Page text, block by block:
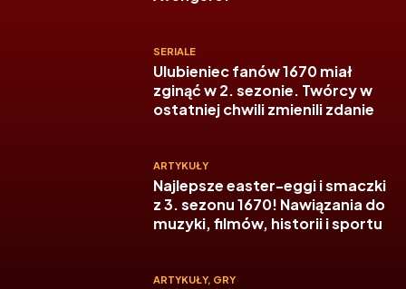
SERIALE
Ulubieniec fanów 1670 miał
zginąć w 2. sezonie. Twórcy w
ostatniej chwili zmienili zdanie
ARTYKUŁY
Najlepsze easter-eggi i smaczki
z 3. sezonu 1670! Nawiązania do
muzyki, filmów, historii i sportu
ARTYKUŁY, GRY